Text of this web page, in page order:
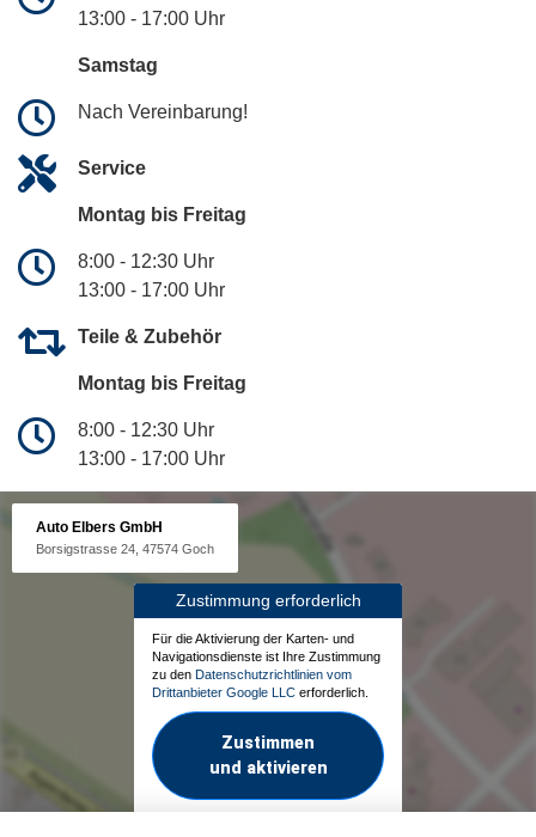
13:00 - 17:00 Uhr
Samstag
Nach Vereinbarung!
Service
Montag bis Freitag
8:00 - 12:30 Uhr
13:00 - 17:00 Uhr
Teile & Zubehör
Montag bis Freitag
8:00 - 12:30 Uhr
13:00 - 17:00 Uhr
Auto Elbers GmbH
Borsigstrasse 24, 47574 Goch
Zustimmung erforderlich
Für die Aktivierung der Karten- und
Navigationsdienste ist Ihre Zustimmung
zu den Datenschutzrichtlinien vom
Drittanbieter Google LLC erforderlich.
Zustimmen
und aktivieren